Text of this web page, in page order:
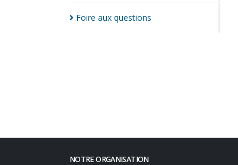
Foire aux questions
NOTRE ORGANISATION